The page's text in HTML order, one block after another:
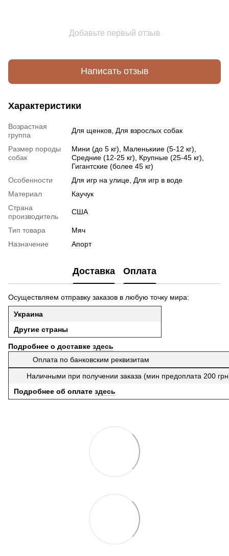
Добавьте первый отзыв
Написать отзыв
Характеристики
Возрастная
группа
Для щенков, Для взрослых собак
Размер породы
собак
Мини (до 5 кг), Маленькиие (5-12 кг),
Средние (12-25 кг), Крупные (25-45 кг),
Гигантские (более 45 кг)
Особенности
Для игр на улице, Для игр в воде
Материал
Каучук
Страна
производитель
США
Тип товара
Мяч
Назначение
Апорт
Доставка Оплата
Осуществляем отправку заказов в любую точку мира:
Украина
Другие страны
Подробнее о доставке здесь
Оплата по банковским реквизитам
Наличными при получении заказа (мин предоплата 200
Подробнее об оплате здесь